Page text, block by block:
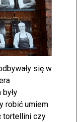
się w
robić umiem
tortellini czy